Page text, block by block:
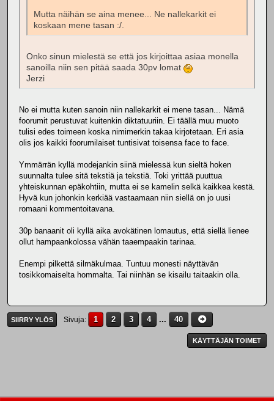
Mutta näihän se aina menee... Ne nallekarkit ei
koskaan mene tasan :/.
Onko sinun mielestä se että jos kirjoittaa asiaa monella
sanoilla niin sen pitää saada 30pv lomat
Jerzi
No ei mutta kuten sanoin niin nallekarkit ei mene tasan... Nämä
foorumit perustuvat kuitenkin diktatuuriin. Ei täällä muu muoto
tulisi edes toimeen koska nimimerkin takaa kirjotetaan. Eri asia
olis jos kaikki foorumilaiset tuntisivat toisensa face to face.
Ymmärrän kyllä modejankin siinä mielessä kun sieltä hoken
suunnalta tulee sitä tekstiä ja tekstiä. Toki yrittää puuttua
yhteiskunnan epäkohtiin, mutta ei se kamelin selkä kaikkea kestä.
Hyvä kun johonkin kerkiää vastaamaan niin siellä on jo uusi
romaani kommentoitavana.
30p banaanit oli kyllä aika avokätinen lomautus, että siellä lienee
ollut hampaankolossa vähän taaempaakin tarinaa.
Enempi pilkettä silmäkulmaa. Tuntuu monesti näyttävän
tosikkomaiselta hommalta. Tai niinhän se kisailu taitaakin olla.
SIIRRY YLÖS Sivuja 1 2 3 4 ... 40
KÄYTTÄJÄN TOIMET